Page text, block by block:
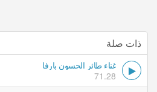
ذات صلة
غناء طائر الحسون بارفا
71.28